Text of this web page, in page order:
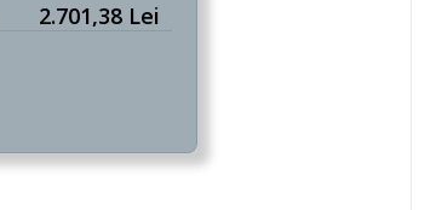
2.701,38 Lei